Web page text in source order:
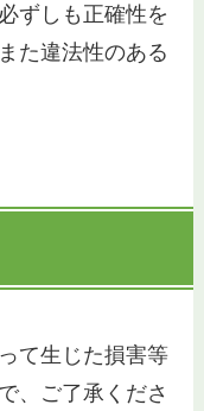
ずしも正確性を
た違法性のある
て生じた損害等
、ご了承くださ